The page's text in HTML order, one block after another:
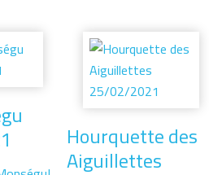
Hourquette des
Aiguillettes